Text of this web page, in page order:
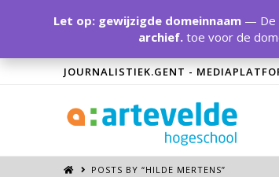
JOURNALISTIEK.GENT -
POSTS BY “HILDE MERTENS”
Let op: gewijzigde domeinnaam— De
archief.toe voor de